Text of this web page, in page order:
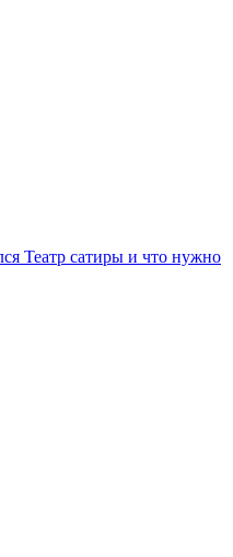
Театр сатиры и что нужно